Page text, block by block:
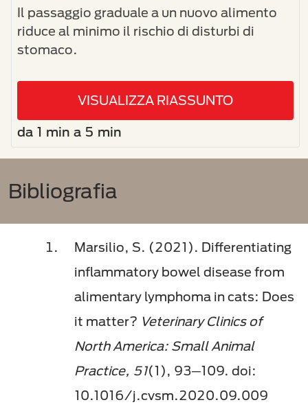
Il passaggio graduale a un nuovo alimento
riduce al minimo il rischio di disturbi di
stomaco.
VISUALIZZA RIASSUNTO
da 1 min a 5 min
Bibliografia
Marsilio, S. (2021). Differentiating
inflammatory bowel disease from
alimentary lymphoma in cats: Does
it matter? Veterinary Clinics of
North America: Small Animal
Practice, 51(1), 93─109. doi:
10.1016/j.cvsm.2020.09.009